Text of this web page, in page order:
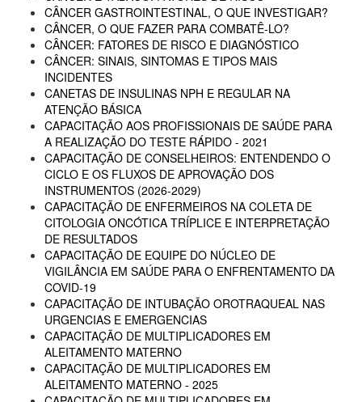
CÂNCER GASTROINTESTINAL, O QUE INVESTIGAR?
CÂNCER, O QUE FAZER PARA COMBATÊ-LO?
CÂNCER: FATORES DE RISCO E DIAGNÓSTICO
CÂNCER: SINAIS, SINTOMAS E TIPOS MAIS
INCIDENTES
CANETAS DE INSULINAS NPH E REGULAR NA
ATENÇÃO BÁSICA
CAPACITAÇÃO AOS PROFISSIONAIS DE SAÚDE PARA
A REALIZAÇÃO DO TESTE RÁPIDO - 2021
CAPACITAÇÃO DE CONSELHEIROS: ENTENDENDO O
CICLO E OS FLUXOS DE APROVAÇÃO DOS
INSTRUMENTOS (2026-2029)
CAPACITAÇÃO DE ENFERMEIROS NA COLETA DE
CITOLOGIA ONCÓTICA TRÍPLICE E INTERPRETAÇÃO
DE RESULTADOS
CAPACITAÇÃO DE EQUIPE DO NÚCLEO DE
VIGILÂNCIA EM SAÚDE PARA O ENFRENTAMENTO DA
COVID-19
CAPACITAÇÃO DE INTUBAÇÃO OROTRAQUEAL NAS
URGENCIAS E EMERGENCIAS
CAPACITAÇÃO DE MULTIPLICADORES EM
ALEITAMENTO MATERNO
CAPACITAÇÃO DE MULTIPLICADORES EM
ALEITAMENTO MATERNO - 2025